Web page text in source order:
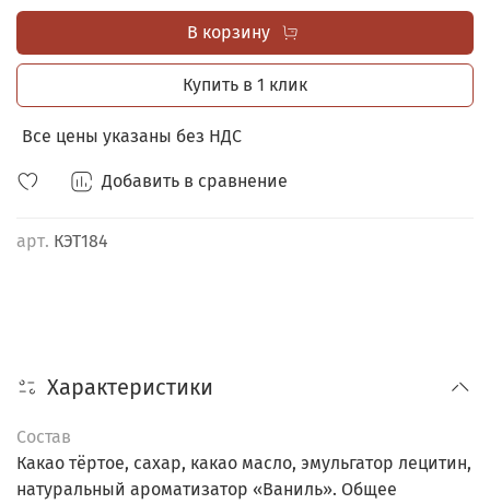
Добавить в сравнение
арт. КЭТ184
дизайном и приятным посланием. Формат позволяет
уместить больше продукции на полку. На обороте
коробочки увлекательная игра.
В корзину
Купить в 1 клик
Все цены указаны без НДС
Характеристики
Состав
Какао тёртое, сахар, какао масло, эмульгатор лецитин,
натуральный ароматизатор «Ваниль». Общее